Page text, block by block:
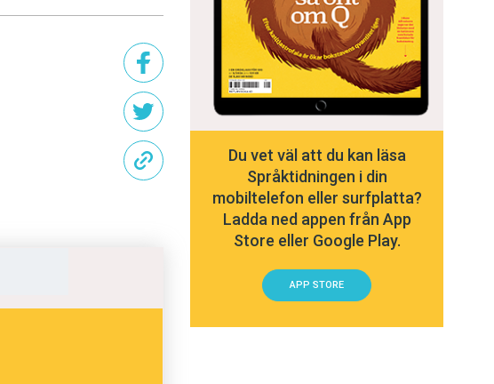
Du vet väl att du kan läsa
Språktidningen i din
mobiltelefon eller surfplatta?
Ladda ned appen från App
Store eller Google Play.
APP STORE